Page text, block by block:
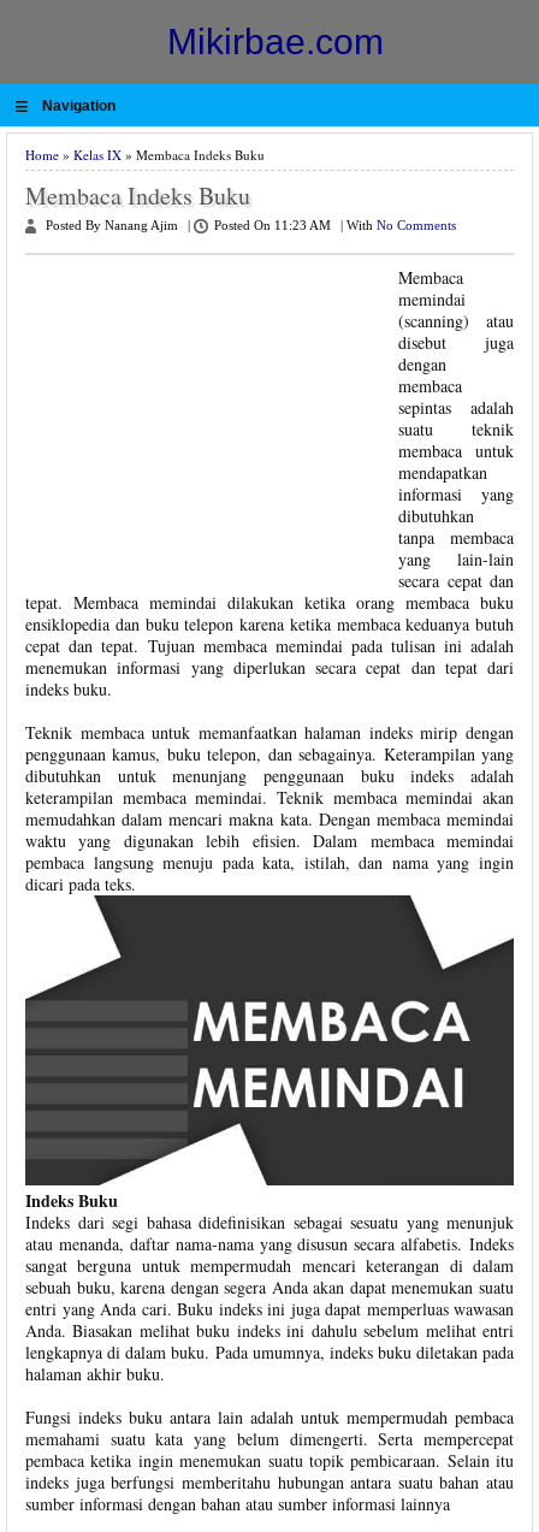
Mikirbae.com
≡ Navigation
Home » Kelas IX » Membaca Indeks Buku
Membaca Indeks Buku
Posted By Nanang Ajim Posted On 11:23 AM With No Comments
Membaca
memindai
(scanning) atau
disebut juga
dengan
membaca
sepintas adalah
suatu teknik
membaca untuk
mendapatkan
informasi yang
dibutuhkan
tanpa membaca
yang lain-lain
secara cepat dan
tepat. Membaca memindai dilakukan ketika orang membaca buku
ensiklopedia dan buku telepon karena ketika membaca keduanya butuh
cepat dan tepat. Tujuan membaca memindai pada tulisan ini adalah
menemukan informasi yang diperlukan secara cepat dan tepat dari
indeks buku.
Teknik membaca untuk memanfaatkan halaman indeks mirip dengan
penggunaan kamus, buku telepon, dan sebagainya. Keterampilan yang
dibutuhkan untuk menunjang penggunaan buku indeks adalah
keterampilan membaca memindai. Teknik membaca memindai akan
memudahkan dalam mencari makna kata. Dengan membaca memindai
waktu yang digunakan lebih efisien. Dalam membaca memindai
pembaca langsung menuju pada kata, istilah, dan nama yang ingin
dicari pada teks.
Indeks Buku
Indeks dari segi bahasa didefinisikan sebagai sesuatu yang menunjuk
atau menanda, daftar nama-nama yang disusun secara alfabetis. Indeks
sangat berguna untuk mempermudah mencari keterangan di dalam
sebuah buku, karena dengan segera Anda akan dapat menemukan suatu
entri yang Anda cari. Buku indeks ini juga dapat memperluas wawasan
Anda. Biasakan melihat buku indeks ini dahulu sebelum melihat entri
lengkapnya di dalam buku. Pada umumnya, indeks buku diletakan pada
halaman akhir buku.
Fungsi indeks buku antara lain adalah untuk mempermudah pembaca
memahami suatu kata yang belum dimengerti. Serta mempercepat
pembaca ketika ingin menemukan suatu topik pembicaraan. Selain itu
indeks juga berfungsi memberitahu hubungan antara suatu bahan atau
sumber informasi dengan bahan atau sumber informasi lainnya